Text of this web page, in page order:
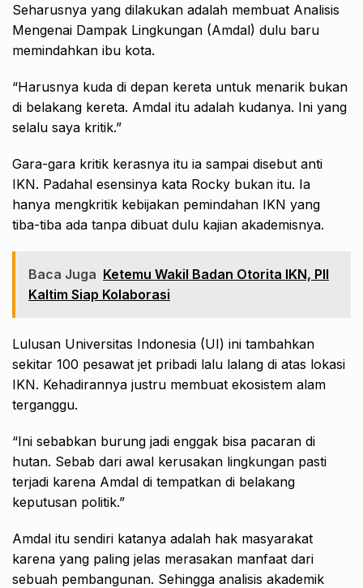
Seharusnya yang dilakukan adalah membuat Analisis
Mengenai Dampak Lingkungan (Amdal) dulu baru
memindahkan ibu kota.
“Harusnya kuda di depan kereta untuk menarik bukan
di belakang kereta. Amdal itu adalah kudanya. Ini yang
selalu saya kritik.”
Gara-gara kritik kerasnya itu ia sampai disebut anti
IKN. Padahal esensinya kata Rocky bukan itu. Ia
hanya mengkritik kebijakan pemindahan IKN yang
tiba-tiba ada tanpa dibuat dulu kajian akademisnya.
Baca Juga Ketemu Wakil Badan Otorita IKN, PII
Kaltim Siap Kolaborasi
Lulusan Universitas Indonesia (UI) ini tambahkan
sekitar 100 pesawat jet pribadi lalu lalang di atas lokasi
IKN. Kehadirannya justru membuat ekosistem alam
terganggu.
“Ini sebabkan burung jadi enggak bisa pacaran di
hutan. Sebab dari awal kerusakan lingkungan pasti
terjadi karena Amdal di tempatkan di belakang
keputusan politik.”
Amdal itu sendiri katanya adalah hak masyarakat
karena yang paling jelas merasakan manfaat dari
sebuah pembangunan. Sehingga analisis akademik